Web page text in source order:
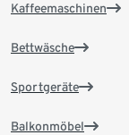
Kaffeemaschinen
Bettwäsche
Sportgeräte
Balkonmöbel